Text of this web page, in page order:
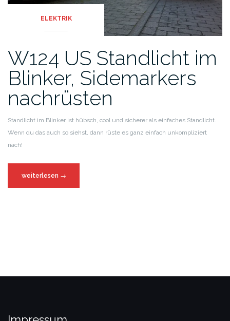
ELEKTRIK
W124 US Standlicht im
Blinker, Sidemarkers
nachrüsten
Standlicht im Blinker ist hübsch, cool und sicherer als einfaches Standlicht.
Wenn du das auch so siehst, dann rüste es ganz einfach unkompliziert
nach!
weiterlesen →